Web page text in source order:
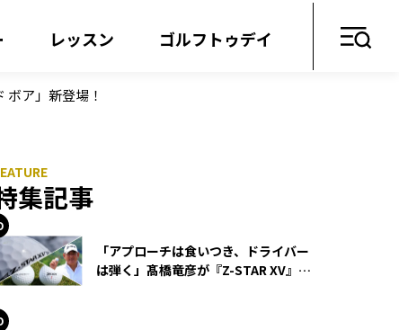
レッスン ゴルフトゥデイ
ア」新登場！
集記事
「アプローチは食いつき、ドライバー
は弾く」髙橋竜彦が『Z-STAR XV』を